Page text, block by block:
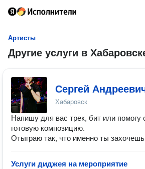
Артисты
Другие услуги в
Сергей
Хабаровск
Напишу для вас трек, бит или помогу
готовую композицию.
Отыграю так, что именно ты
Услуги диджея на мероприятие